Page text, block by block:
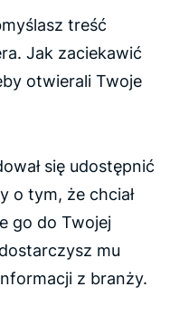
treść
Jak zaciekawić
otwierali Twoje
się udostępnić
o tym, że chciał
go do Twojej
mu
z branży.